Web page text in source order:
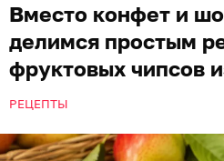
Вместо конфет и
делимся простым
фруктовых чипсов
РЕЦЕПТЫ